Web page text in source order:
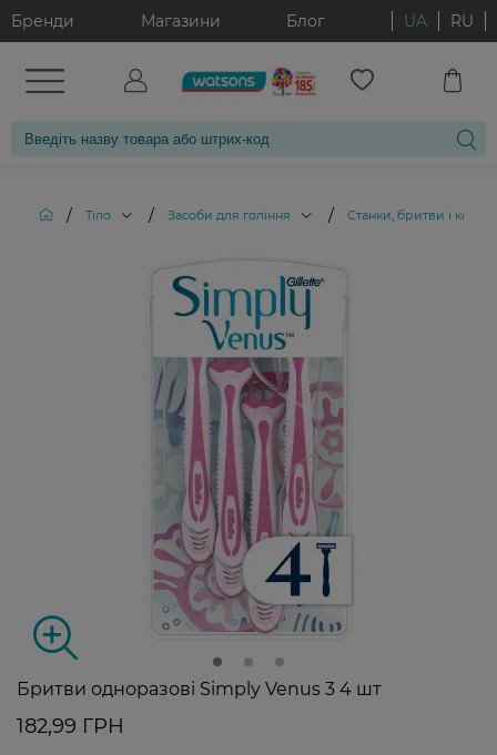
Бренди Магазини Блог UA RU
/ Тіло / Засоби для гоління / Станки, бритви і
Бритви одноразові Simply Venus 3 4 шт
182,99 ГРН